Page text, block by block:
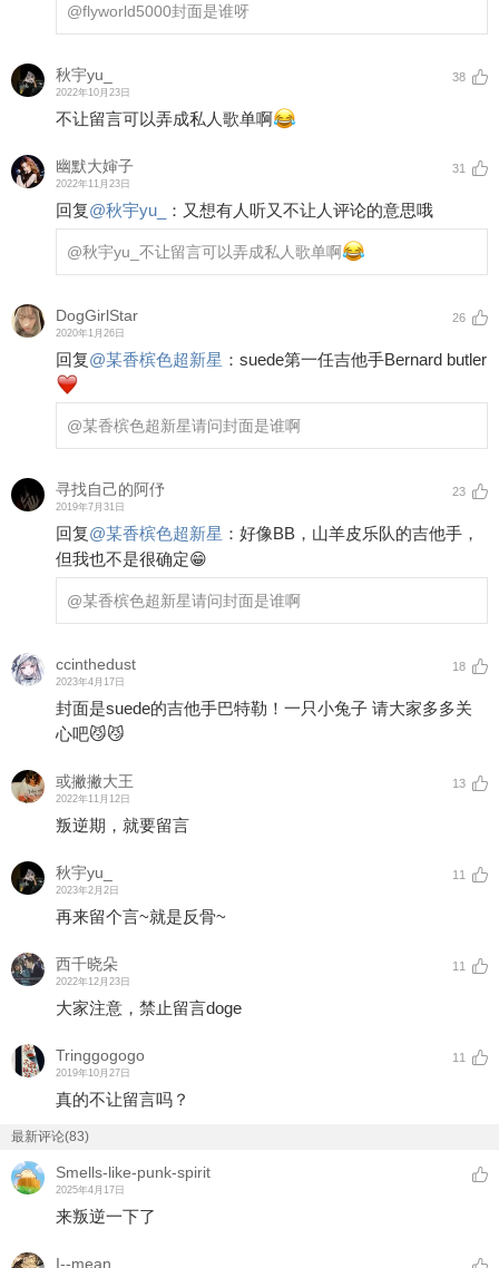
@flyworld5000封面是谁呀
秋宇yu_
2022年10月23日
38
不让留言可以弄成私人歌单啊
幽默大婶子
2022年11月23日
31
回复@秋宇yu_ ： 又想有人听又不让人评论的意思哦
@秋宇yu_ 不让留言可以弄成私人歌单啊
DogGirlStar
2020年1月26日
26
回复@某香槟色超新星 ： suede第一任吉他手Bernard butler
@某香槟色超新星请问封面是谁啊
寻找自己的阿伃
2019年7月31日
23
回复@某香槟色超新星 ： 好像BB，山羊皮乐队的吉他手，
但我也不是很确定😁
@某香槟色超新星请问封面是谁啊
ccinthedust
2023年4月17日
18
封面是suede的吉他手巴特勒！一只小兔子 请大家多多关
心吧😼😼
或撇撇大王
2022年11月12日
13
叛逆期，就要留言
秋宇yu_
2023年2月2日
11
再来留个言~就是反骨~
西千晓朵
2022年12月23日
11
大家注意，禁止留言doge
Tringgogogo
2019年10月27日
11
真的不让留言吗？
最新评论(83)
Smells-like-punk-spirit
2025年4月17日
来叛逆一下了
I--mean